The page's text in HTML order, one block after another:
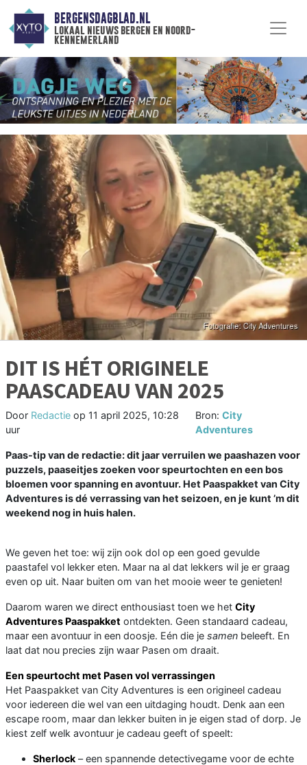
BERGENSDAGBLAD.NL
lokaal nieuws bergen en noord-
kennemerland
DIT IS HÉT ORIGINELE
PAASCADEAU VAN 2025
Door Redactie op 11 april 2025, 10:28
uur
Bron:City
Adventures
Paas-tip van de redactie: dit jaar verruilen we paashazen voor
puzzels, paaseitjes zoeken voor speurtochten en een bos
bloemen voor spanning en avontuur. Het Paaspakket van City
Adventures is dé verrassing van het seizoen, en je kunt ’m dit
weekend nog in huis halen.
We geven het toe: wij zijn ook dol op een goed gevulde
paastafel vol lekker eten. Maar na al dat lekkers wil je er graag
even op uit. Naar buiten om van het mooie weer te genieten!
Daarom waren we direct enthousiast toen we het City
Adventures Paaspakket ontdekten. Geen standaard cadeau,
maar een avontuur in een doosje. Eén die je samen beleeft. En
laat dat nou precies zijn waar Pasen om draait.
Een speurtocht met Pasen vol verrassingen
Het Paaspakket van City Adventures is een origineel cadeau
voor iedereen die wel van een uitdaging houdt. Denk aan een
escape room, maar dan lekker buiten in je eigen stad of dorp. Je
kiest zelf welk avontuur je cadeau geeft of speelt:
Sherlock – een spannende detectivegame voor de echte